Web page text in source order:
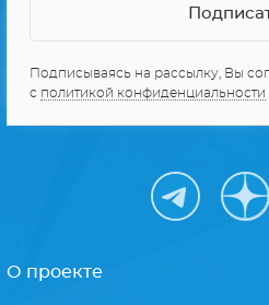
Подписываясь на рассылку, Вы
с политикой конфиденциальности
О проекте